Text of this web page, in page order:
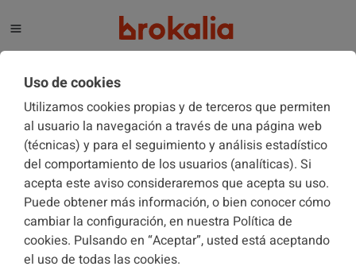
El blog de Brokalia
ADMINISTRADORES DE FINCAS 08/03/2018
Las funciones de los Colegios de
Administradores de Fincas
Uso de cookies
Utilizamos cookies propias y de terceros que permiten
al usuario la navegación a través de una página web
(técnicas) y para el seguimiento y análisis estadístico
del comportamiento de los usuarios (analíticas). Si
acepta este aviso consideraremos que acepta su uso.
Puede obtener más información, o bien conocer cómo
cambiar la configuración, en nuestra Política de
cookies. Pulsando en “Aceptar”, usted está aceptando
el uso de todas las cookies.